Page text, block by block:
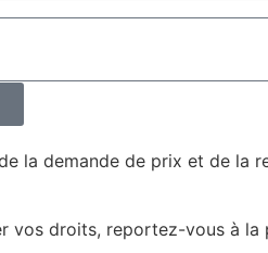
la demande de prix et de la
vos droits, reportez-vous à la